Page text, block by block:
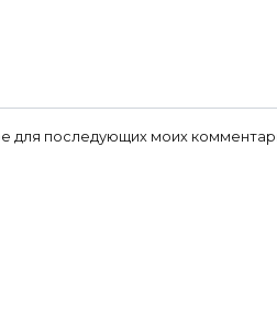
для последующих моих